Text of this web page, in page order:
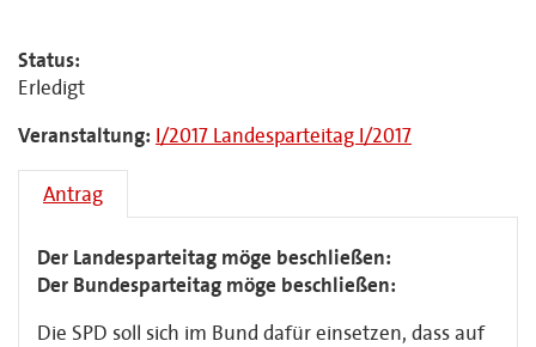
Status:
Erledigt
Veranstaltung: I/2017 Landesparteitag I/2017
Antrag
Der Landesparteitag möge beschließen:
Der Bundesparteitag möge beschließen:
Die SPD soll sich im Bund dafür einsetzen, dass auf